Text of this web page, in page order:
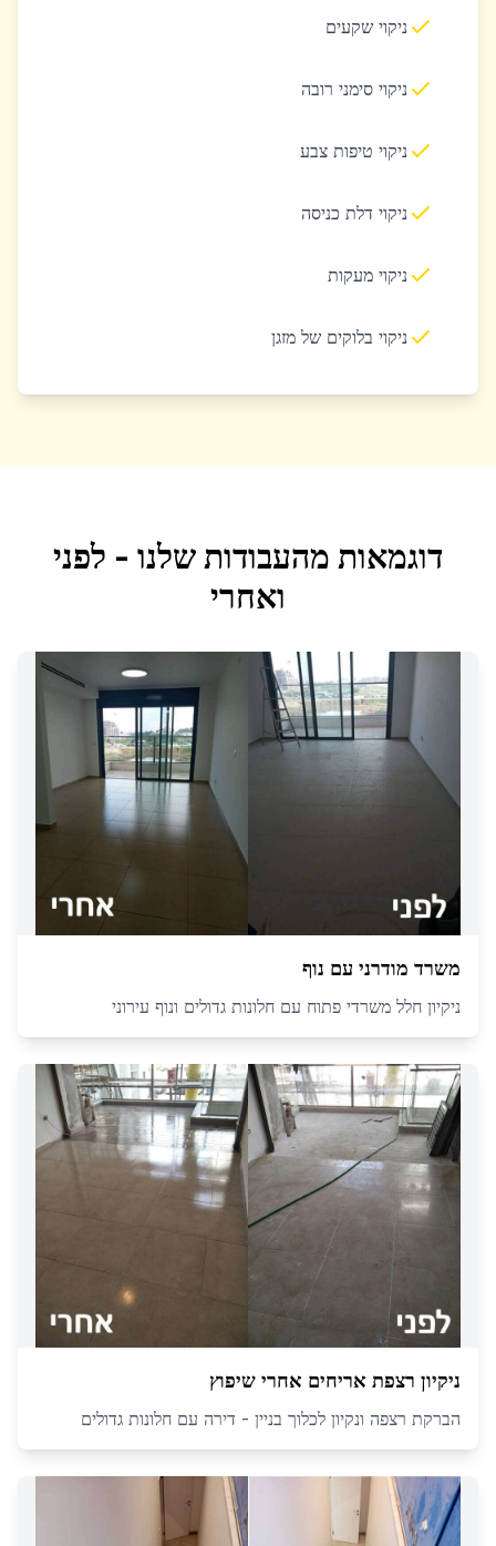
ניקוי שקעים
ניקוי סימני רובה
ניקוי טיפות צבע
ניקוי דלת כניסה
ניקוי מעקות
ניקוי בלוקים של מזגן
דוגמאות מהעבודות שלנו - לפני
ואחרי
משרד מודרני עם נוף
ניקיון חלל משרדי פתוח עם חלונות גדולים ונוף עירוני
ניקיון רצפת אריחים אחרי שיפוץ
הברקת רצפה ונקיון לכלוך בניין - דירה עם חלונות גדולים